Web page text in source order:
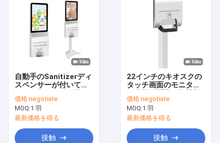
自動手のSanitizerディ
スペンサーが付いてい
デジタル屋内表記
価格:negotiate
MOQ:1 羽
最新価格を得る
接触
22インチのキオスクの
タッチ画面のモニター
ディスペンサー
価格:negotiate
MOQ:1 羽
最新価格を得る
接触